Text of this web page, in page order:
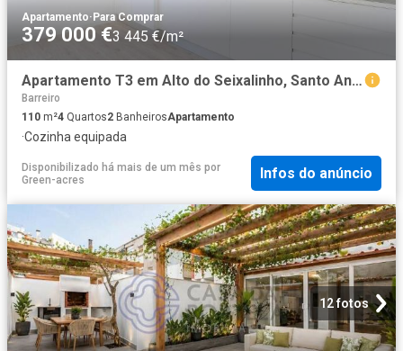
Apartamento· Para Comprar
379 000 €3 445 €/m²
Apartamento T3 em Alto do Seixalinho, Santo André e Verderen. 110m² Barreiro e Verderena
Barreiro
110 m²4 Quartos2 BanheirosApartamento
·Cozinha equipada
Disponibilizado há mais de um mês por
Green-acres
Infos do anúncio
12 fotos